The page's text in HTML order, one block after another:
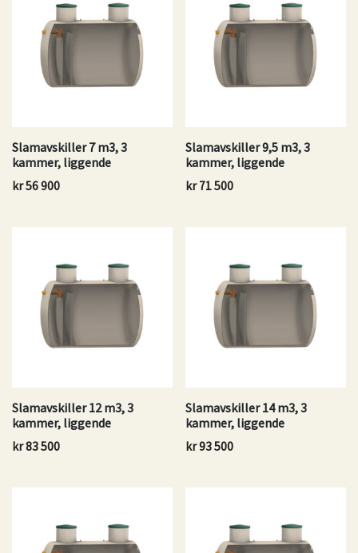
Slamavskiller 7 m3, 3
kammer, liggende
kr56 900
Slamavskiller 9,5 m3, 3
kammer, liggende
kr71 500
Slamavskiller 12 m3, 3
kammer, liggende
kr83 500
Slamavskiller 14 m3, 3
kammer, liggende
kr93 500